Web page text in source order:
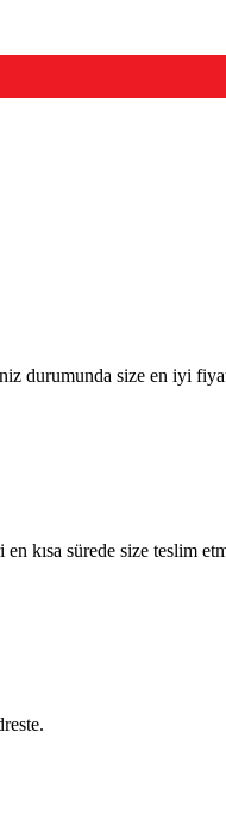
durumunda size en iyi
kısa sürede size teslim